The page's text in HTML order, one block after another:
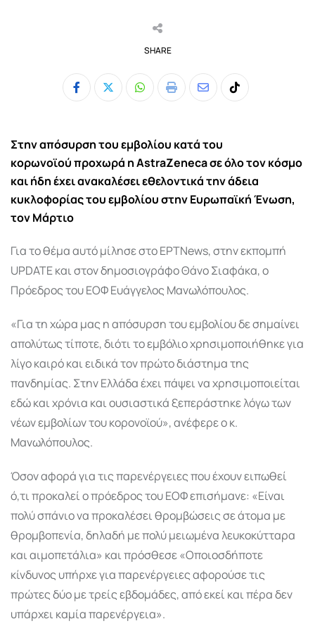
SHARE
Whatsapp
Print
ShareTiktok
Στην απόσυρση του εμβολίου κατά του
κορωνοϊού προχωρά η AstraZeneca σε όλο τον κόσμο
και ήδη έχει ανακαλέσει εθελοντικά την άδεια
κυκλοφορίας του εμβολίου στην Ευρωπαϊκή Ένωση,
τον Μάρτιο
Για το θέμα αυτό μίλησε στο ΕΡΤNews, στην εκπομπή
UPDATE και στον δημοσιογράφο Θάνο Σιαφάκα, ο
Πρόεδρος του ΕΟΦ Ευάγγελος Μανωλόπουλος.
«Για τη χώρα μας η απόσυρση του εμβολίου δε σημαίνει
απολύτως τίποτε, διότι το εμβόλιο χρησιμοποιήθηκε για
λίγο καιρό και ειδικά τον πρώτο διάστημα της
πανδημίας. Στην Ελλάδα έχει πάψει να χρησιμοποιείται
εδώ και χρόνια και ουσιαστικά ξεπεράστηκε λόγω των
νέων εμβολίων του κορoνοϊού», ανέφερε ο κ.
Μανωλόπουλος.
Όσον αφορά για τις παρενέργειες που έχουν ειπωθεί
ό,τι προκαλεί ο πρόεδρος του ΕΟΦ επισήμανε: «Είναι
πολύ σπάνιο να προκαλέσει θρομβώσεις σε άτομα με
θρομβοπενία, δηλαδή με πολύ μειωμένα λευκοκύτταρα
και αιμοπετάλια» και πρόσθεσε «Οποιοσδήποτε
κίνδυνος υπήρχε για παρενέργειες αφορούσε τις
πρώτες δύο με τρείς εβδομάδες, από εκεί και πέρα δεν
υπάρχει καμία παρενέργεια».